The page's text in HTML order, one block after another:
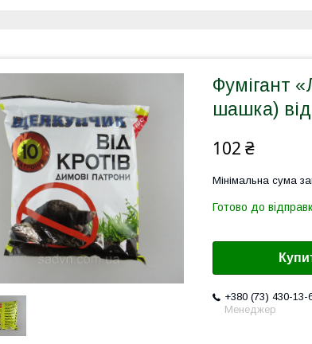
Фумігант
шашка) від
102 ₴
Мінімальна сума
Готово до
+380 (73) 430-13-
Менеджер